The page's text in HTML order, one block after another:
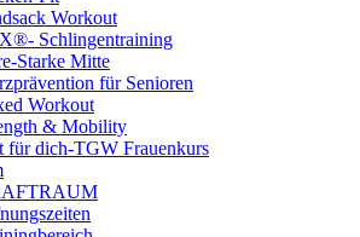
Workout
Schlingentraining
Starke Mitte
für Senioren
Workout
& Mobility
für dich-TGW Frauenkurs